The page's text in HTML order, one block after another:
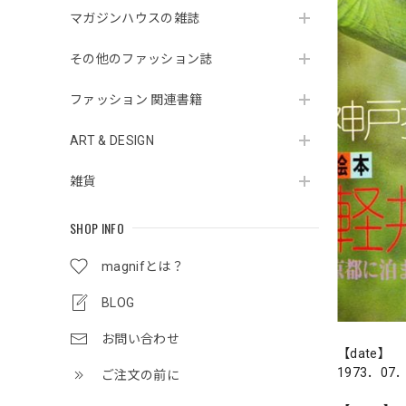
マガジンハウスの雑誌
その他のファッション誌
ファッション 関連書籍
ART & DESIGN
雑貨
SHOP INFO
magnifとは？
BLOG
お問い合わせ
ご注文の前に
【date】
1973．07